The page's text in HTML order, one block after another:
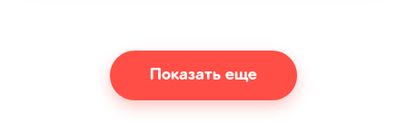
Показать еще